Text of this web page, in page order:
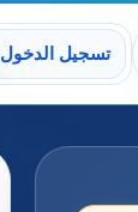
تسجيل الدخول